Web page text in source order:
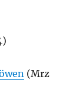
(Mrz